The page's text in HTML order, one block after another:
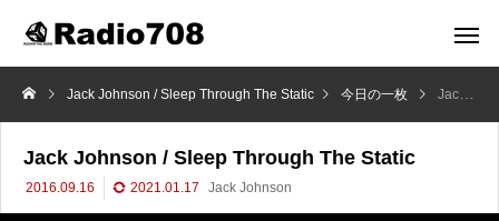
Jack Johnson / Sleep Through The Static 今日の一枚 Jack Johnson / Sleep Through The Static
Jack Johnson / Sleep Through The Static
2016.09.16 2021.01.17 Jack Johnson